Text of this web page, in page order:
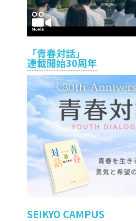
「青春対話」
連載開始30周年
SEIKYO CAMPUS